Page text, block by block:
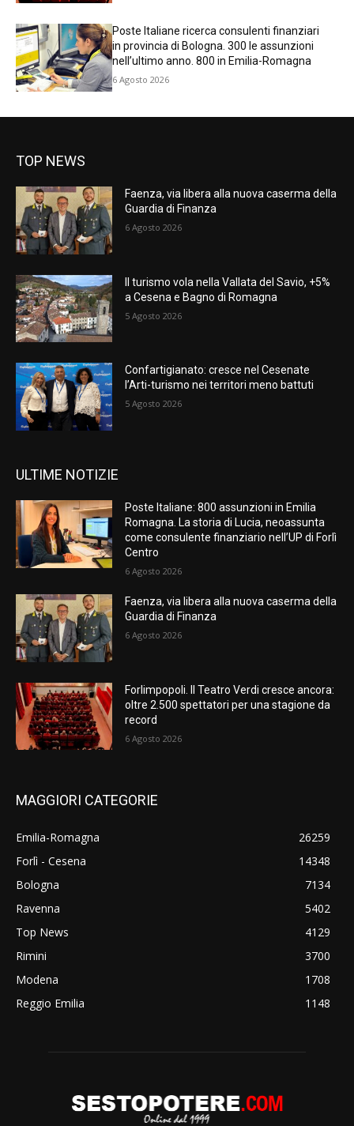
Poste Italiane ricerca consulenti finanziari
in provincia di Bologna. 300 le assunzioni
nell’ultimo anno. 800 in Emilia-Romagna
6 Agosto 2026
TOP NEWS
Faenza, via libera alla nuova caserma della
Guardia di Finanza
6 Agosto 2026
Il turismo vola nella Vallata del Savio, +5%
a Cesena e Bagno di Romagna
5 Agosto 2026
Confartigianato: cresce nel Cesenate
l’Arti-turismo nei territori meno battuti
5 Agosto 2026
ULTIME NOTIZIE
Poste Italiane: 800 assunzioni in Emilia
Romagna. La storia di Lucia, neoassunta
come consulente finanziario nell’UP di Forlì
Centro
6 Agosto 2026
Faenza, via libera alla nuova caserma della
Guardia di Finanza
6 Agosto 2026
Forlimpopoli. Il Teatro Verdi cresce ancora:
oltre 2.500 spettatori per una stagione da
record
6 Agosto 2026
MAGGIORI CATEGORIE
Emilia-Romagna
26259
Forlì - Cesena
14348
Bologna
7134
Ravenna
5402
Top News
4129
Rimini
3700
Modena
1708
Reggio Emilia
1148